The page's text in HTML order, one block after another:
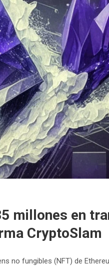
millones en
CryptoSlam
no fungibles (NFT) de